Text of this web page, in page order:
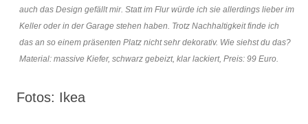
auch das Design gefällt mir. Statt im Flur würde ich sie allerdings lieber im
Keller oder in der Garage stehen haben. Trotz Nachhaltigkeit finde ich
das an so einem präsenten Platz nicht sehr dekorativ. Wie siehst du das?
Material: massive Kiefer, schwarz gebeizt, klar lackiert, Preis: 99 Euro.
Fotos: Ikea